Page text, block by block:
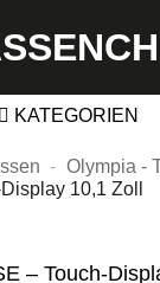
KATEGORIEN
- Olympia -
10,1 Zoll
– Touch-